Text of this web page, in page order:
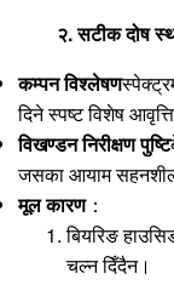
२. सटीक दोष
कम्पन विश्लेषण
दिने स्पष्ट विशेष
विखण्डन निरीक्षण पुष्टि
जसका आयाम
मूल कारण：
बियरिङ
चल्न दिँदैन।